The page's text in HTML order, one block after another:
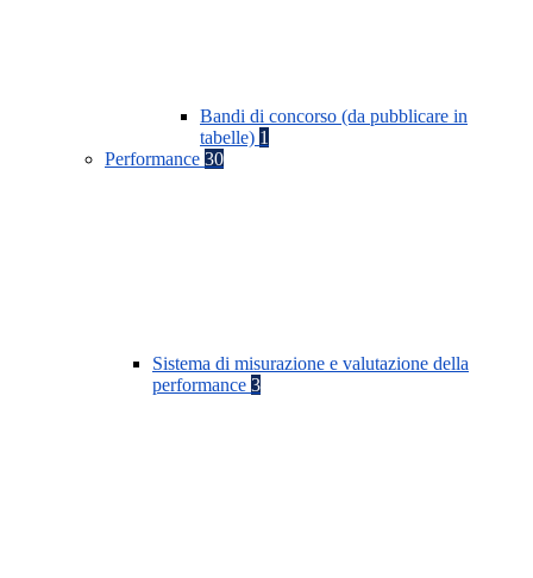
Bandi di concorso (da pubblicare in
tabelle) 1
Performance 30
Sistema di misurazione e valutazione della
performance 3